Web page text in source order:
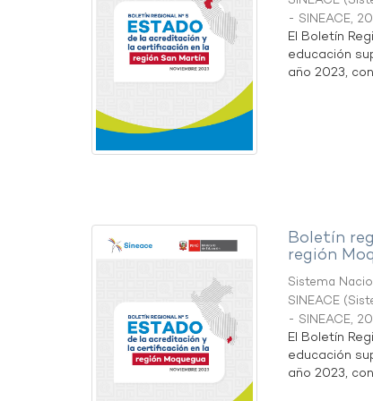
- SINEACE,
El Boletín
educación
año 2023,
Boletín
región
Sistema
SINEACE (
- SINEACE,
El Boletín
educación
año 2023,